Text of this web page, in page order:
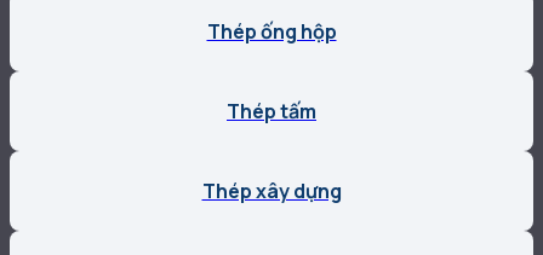
Thép ống hộp
Thép tấm
Thép xây dựng